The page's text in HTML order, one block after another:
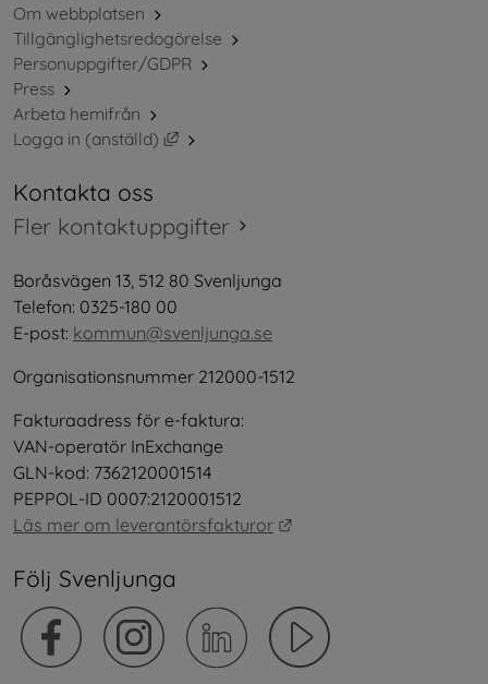
Om webbplatsen
Tillgänglighetsredogörelse
Personuppgifter/GDPR
Press
Arbeta hemifrån
Logga in (anställd)
Länk till annan webbplats, öppnas i nytt
Kontakta oss
Fler kontaktuppgifter
Boråsvägen 13, 512 80 Svenljunga
Telefon: 0325-180 00
E-post: kommun@svenljunga.se
Organisationsnummer 212000-1512
Fakturaadress för e-faktura:
VAN-operatör InExchange
GLN-kod: 7362120001514
PEPPOL-ID 0007:2120001512
Läs mer om leverantörsfakturor
Följ Svenljunga